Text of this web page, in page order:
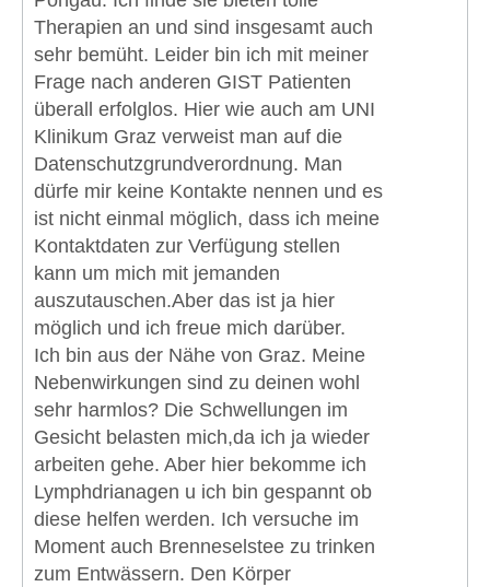
Therapien an und sind insgesamt auch
sehr bemüht. Leider bin ich mit meiner
Frage nach anderen GIST Patienten
überall erfolglos. Hier wie auch am UNI
Klinikum Graz verweist man auf die
Datenschutzgrundverordnung. Man
dürfe mir keine Kontakte nennen und es
ist nicht einmal möglich, dass ich meine
Kontaktdaten zur Verfügung stellen
kann um mich mit jemanden
auszutauschen.Aber das ist ja hier
möglich und ich freue mich darüber.
Ich bin aus der Nähe von Graz. Meine
Nebenwirkungen sind zu deinen wohl
sehr harmlos? Die Schwellungen im
Gesicht belasten mich,da ich ja wieder
arbeiten gehe. Aber hier bekomme ich
Lymphdrianagen u ich bin gespannt ob
diese helfen werden. Ich versuche im
Moment auch Brenneselstee zu trinken
zum Entwässern. Den Körper